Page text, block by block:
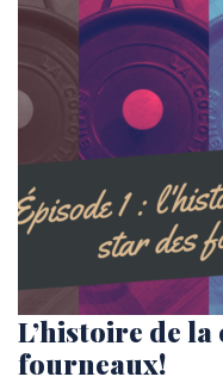
L’histoire de
fourneaux!